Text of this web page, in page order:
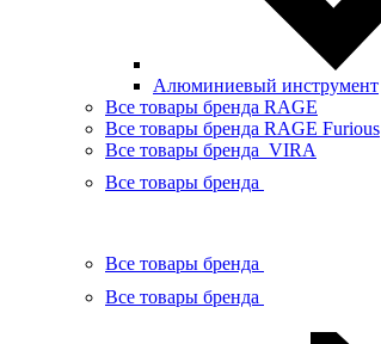
Алюминиевый инструмент
Все товары бренда RAGE
Все товары бренда RAGE Furious
Все товары бренда VIRA
Все товары бренда
Все товары бренда
Все товары бренда